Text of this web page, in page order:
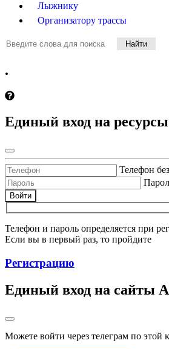
Лыжнику
Организатору трассы
Найти
.
Единый вход на
Телефон
Войти
Телефон и пароль определяется при
Если вы в первый раз, то пройдите
Регистрацию
Единый вход на сайты
Можете войти через телеграм по этой